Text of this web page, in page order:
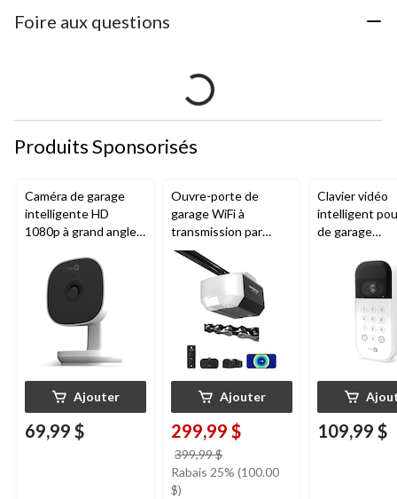
Foire aux questions
Produits Sponsorisés
Caméra de garage
intelligente HD
1080p à grand angle
nocturne, résistante
aux intempéries
Ajouter
69,99 $
Ouvre-porte de
garage WiFi à
transmission par
chaîne de 1/2 HP
Chamberlain
Ajouter
299,99 $
399,99 $
était
Rabais 25% (100.00
$)
Clavier vidéo
intelligent
de garage
nocturne,
aux
109,99 $